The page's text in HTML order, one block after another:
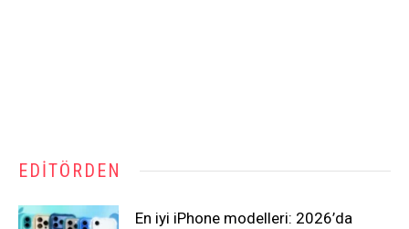
EDITÖRDEN
En iyi iPhone modelleri: 2026’da